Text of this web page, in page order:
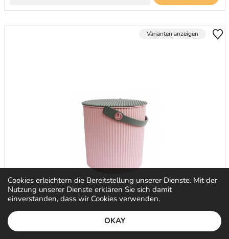
Cookies erleichtern die Bereitstellung unserer Dienste. Mit der
Nutzung unserer Dienste erklären Sie sich damit
einverstanden, dass wir Cookies verwenden.
OKAY
Varianten anzeigen